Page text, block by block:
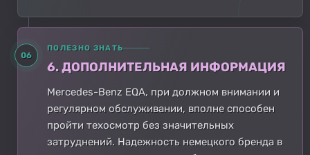
06
ПОЛЕЗНО ЗНАТЬ
6. ДОПОЛНИТЕЛЬНАЯ ИНФОРМАЦИЯ
Mercedes-Benz EQA, при должном внимании и
регулярном обслуживании, вполне способен
пройти техосмотр без значительных
затруднений. Надежность немецкого бренда в